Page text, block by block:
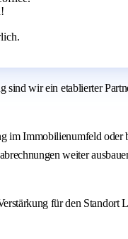
wir ein etablierter
im Immobilienumfeld
weiter
für den Standort